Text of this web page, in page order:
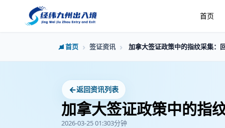
首页
首页 签证资讯 加拿大签证政策中的指纹采集：
←返回资讯列表
加拿大签证政策中的指
2026-03-25 01:303分钟